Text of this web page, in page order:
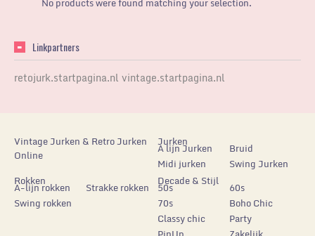
Linkpartners
retojurk.startpagina.nl vintage.startpagina.nl
Vintage Jurken & Retro Jurken
Online
Jurken
A lijn Jurken
Bruid
Midi jurken
Swing Jurken
Rokken
A-lijn rokken
Strakke rokken
Swing rokken
Decade & Stijl
50s
60s
70s
Boho Chic
Classy chic
Party